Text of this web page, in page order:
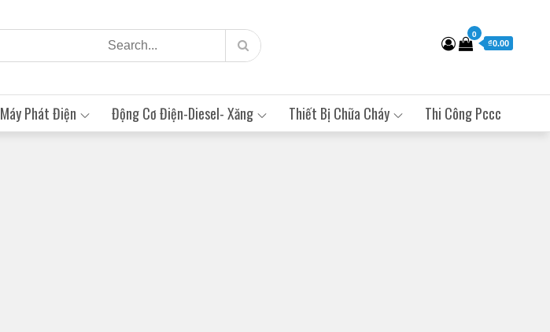
0
₫0.00
Máy Phát Điện Động Cơ Điện-Diesel- Xăng Thiết Bị Chữa Cháy Thi Công Pccc